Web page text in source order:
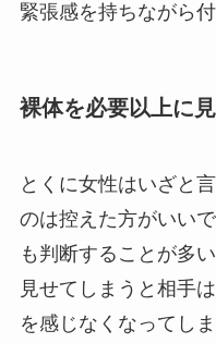
緊張感を持ちながら
裸体を必要以上に
とくに女性はいざと
のは控えた方がいい
も判断することが多
見せてしまうと相手
を感じなくなってし